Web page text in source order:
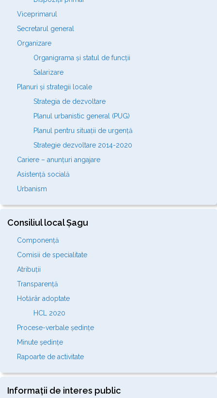
Viceprimarul
Secretarul general
Organizare
Organigrama și statul de funcții
Salarizare
Planuri și strategii locale
Strategia de dezvoltare
Planul urbanistic general (PUG)
Planul pentru situații de urgență
Strategie dezvoltare 2014-2020
Cariere – anunțuri angajare
Asistență socială
Urbanism
Consiliul local Șagu
Componență
Comisii de specialitate
Atribuții
Transparență
Hotărâr adoptate
HCL 2020
Procese-verbale ședințe
Minute ședințe
Rapoarte de activitate
Informații de interes public